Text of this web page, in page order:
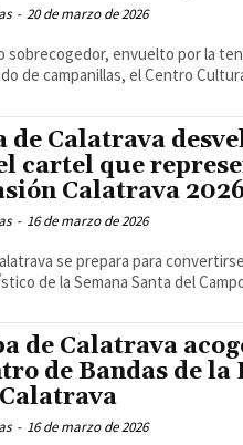
- 20 de marzo de 2026
sobrecogedor, envuelto por la
de campanillas, el Centro
de Calatrava
cartel que
Calatrava
- 16 de marzo de 2026
se prepara para
de la Semana Santa del
de Calatrava
de Bandas de la
- 16 de marzo de 2026